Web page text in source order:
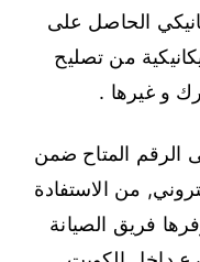
الحاصل على
من تصليح
و غيرها .
الرقم المتاح ضمن
من الاستفادة
فريق الصيانة